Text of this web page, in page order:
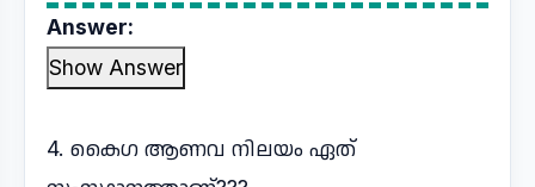
Answer:
Show Answer
4. കൈഗ ആണവ നിലയം ഏത്